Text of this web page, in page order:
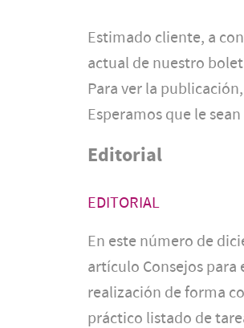
Estimado cliente, a
actual de nuestro
Para ver la
Esperamos que le
Editorial
EDITORIAL
En este número de
artículo Consejos para
realización de forma
práctico listado de